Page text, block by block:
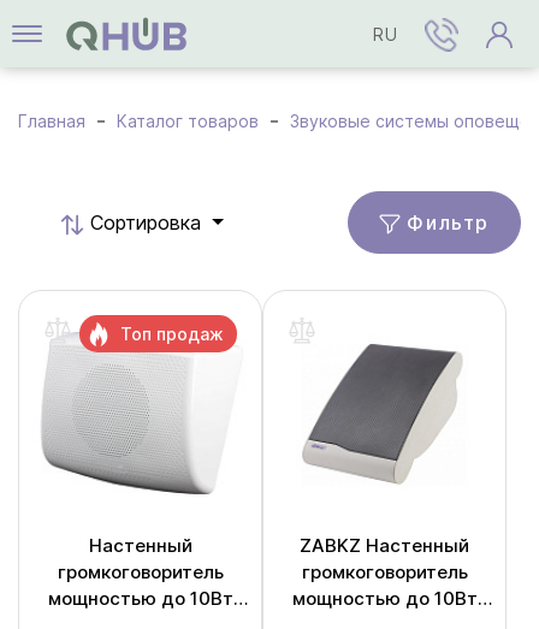
RU
Главная Каталог товаров Звуковые системы
Cортировка Фильтр
Настенный
громкоговоритель
мощностью до 10Вт
Топ продаж
ZABKZ Настенный
громкоговоритель
мощностью до 10Вт